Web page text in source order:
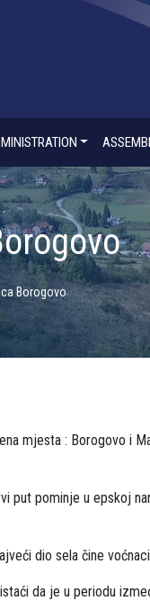
Borogovo
mjesta : Borogovo i
put pominje u epskoj
dio sela čine
da je u periodu